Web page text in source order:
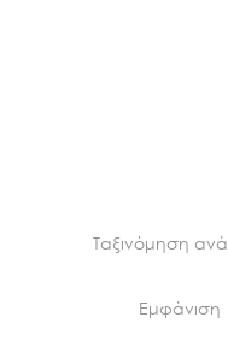
Ταξινόμηση ανά
Εμφάνιση